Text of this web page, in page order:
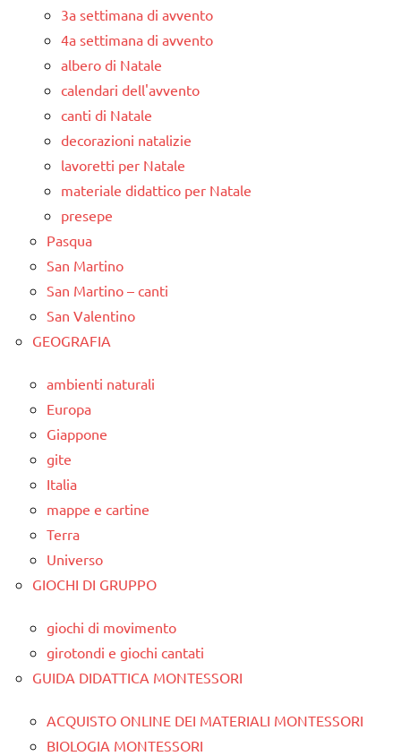
3a settimana di avvento
4a settimana di avvento
albero di Natale
calendari dell'avvento
canti di Natale
decorazioni natalizie
lavoretti per Natale
materiale didattico per Natale
presepe
Pasqua
San Martino
San Martino – canti
San Valentino
GEOGRAFIA
ambienti naturali
Europa
Giappone
gite
Italia
mappe e cartine
Terra
Universo
GIOCHI DI GRUPPO
giochi di movimento
girotondi e giochi cantati
GUIDA DIDATTICA MONTESSORI
ACQUISTO ONLINE DEI MATERIALI MONTESSORI
BIOLOGIA MONTESSORI